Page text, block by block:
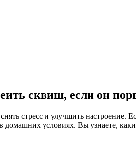
сквиш, если он
стресс и улучшить настроение.
домашних условиях. Вы узнаете,